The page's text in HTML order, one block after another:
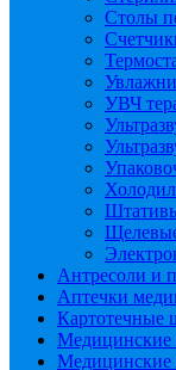
Столы
УВЧ
Антресоли и
Аптечки
Картотечные
Медицинские